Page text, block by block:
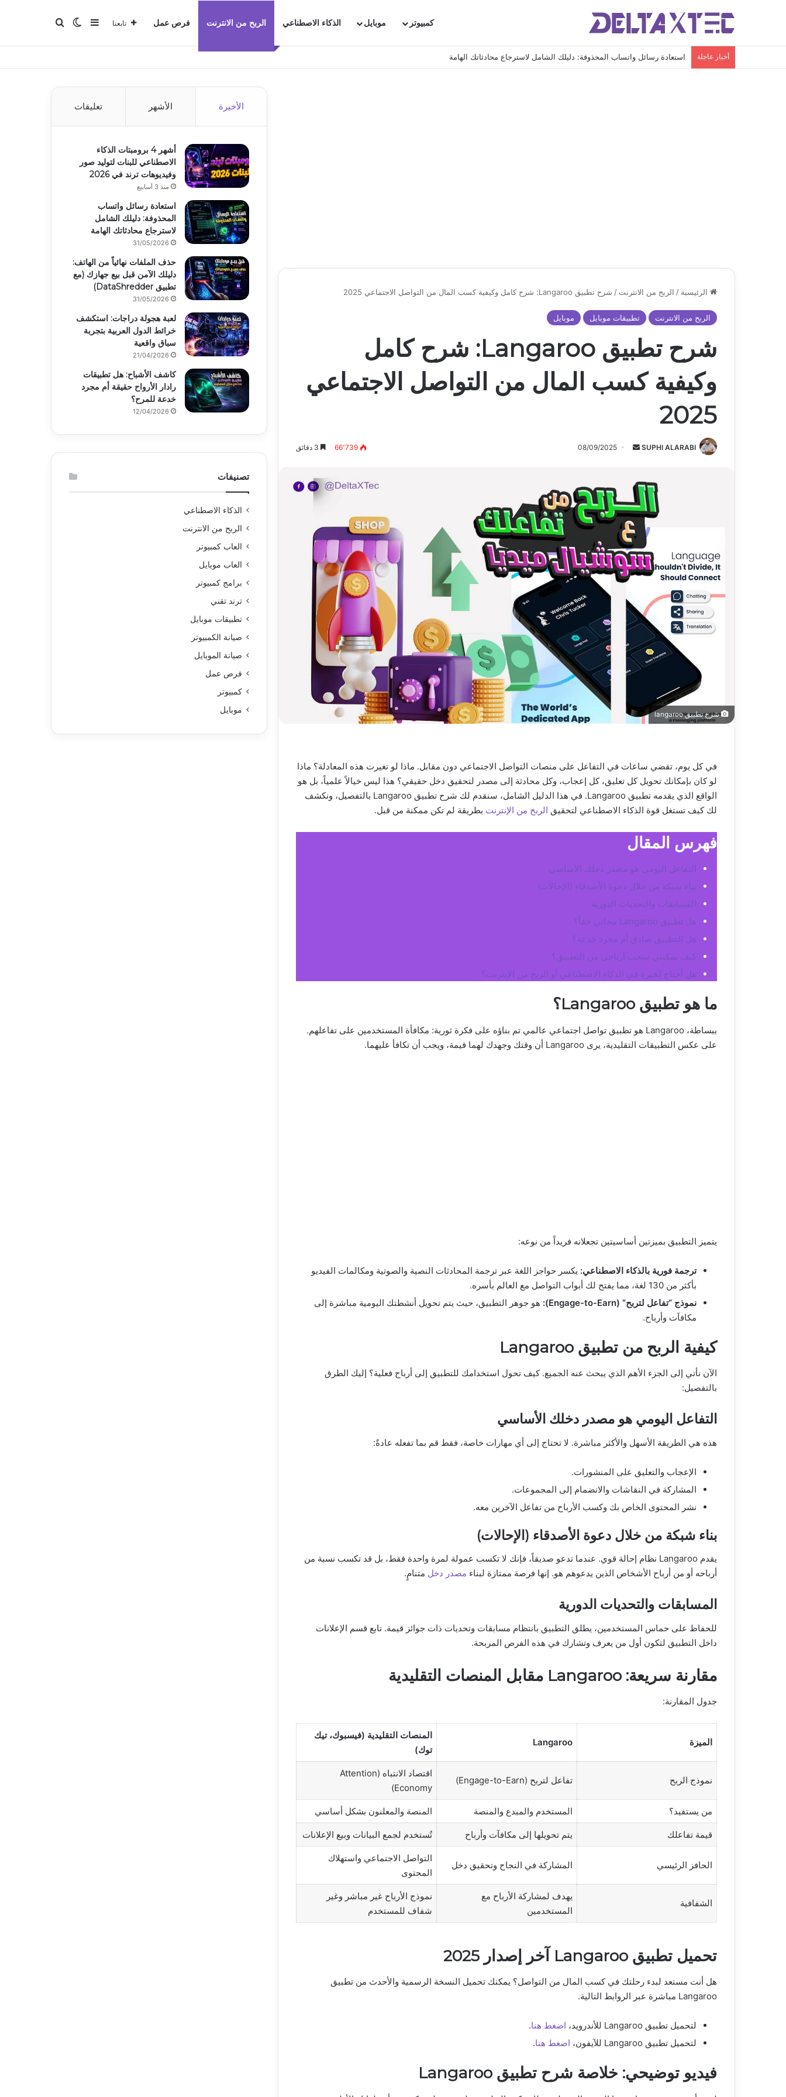
كمبيوتر موبايل الذكاء الاصطناعي الربح من الانترنت فرص عمل تابعنا إضافة عمود جانبي
الوضع المظلم
بحث عن
أخبار عاجلة استعادة رسائل واتساب المحذوفة: دليلك الشامل لاسترجاع محادثاتك الهامة
الرئيسية / الربح من الانترنت / شرح تطبيق Langaroo: شرح كامل وكيفية كسب المال من التواصل الاجتماعي 2025
الربح من الانترنت تطبيقات موبايل موبايل
شرح تطبيق Langaroo: شرح كامل
وكيفية كسب المال من التواصل الاجتماعي
2025
SUPHI ALARABI
أرسل 08/09/2025 66٬739
شرح تطبيق langaroo
في كل يوم، تقضي ساعات في التفاعل على منصات التواصل الاجتماعي دون مقابل. ماذا لو تغيرت هذه المعادلة؟ ماذا
لو كان بإمكانك تحويل كل تعليق، كل إعجاب، وكل محادثة إلى مصدر لتحقيق دخل حقيقي؟ هذا ليس خيالاً علمياً، بل هو
الواقع الذي يقدمه تطبيق Langaroo. في هذا الدليل الشامل، سنقدم لك شرح تطبيق Langaroo بالتفصيل، ونكشف
لك كيف تستغل قوة الذكاء الاصطناعي لتحقيق الربح من الإنترنت بطريقة لم تكن ممكنة من قبل.
فهرس المقال
التفاعل اليومي هو مصدر دخلك الأساسي
بناء شبكة من خلال دعوة الأصدقاء (الإحالات)
المسابقات والتحديات الدورية
هل تطبيق Langaroo مجاني حقاً؟
هل التطبيق صادق أم مجرد خدعة؟
كيف يمكنني سحب أرباحي من التطبيق؟
هل أحتاج لخبرة في الذكاء الاصطناعي أو الربح من الإنترنت؟
ما هو تطبيق Langaroo؟
ببساطة، Langaroo هو تطبيق تواصل اجتماعي عالمي تم بناؤه على فكرة ثورية: مكافأة المستخدمين على تفاعلهم.
على عكس التطبيقات التقليدية، يرى Langaroo أن وقتك وجهدك لهما قيمة، ويجب أن تكافأ عليهما.
يتميز التطبيق بميزتين أساسيتين تجعلانه فريداً من نوعه:
ترجمة فورية بالذكاء الاصطناعي: يكسر حواجز اللغة عبر ترجمة المحادثات النصية والصوتية ومكالمات الفيديو
بأكثر من 130 لغة، مما يفتح لك أبواب التواصل مع العالم بأسره.
نموذج “تفاعل لتربح” (Engage-to-Earn):
هو جوهر التطبيق، حيث يتم تحويل أنشطتك اليومية مباشرة إلى
مكافآت وأرباح.
كيفية الربح من تطبيق Langaroo
الآن نأتي إلى الجزء الأهم الذي يبحث عنه الجميع. كيف تحول استخدامك للتطبيق إلى أرباح فعلية؟ إليك الطرق
بالتفصيل:
التفاعل اليومي هو مصدر دخلك الأساسي
هذه هي الطريقة الأسهل والأكثر مباشرة. لا تحتاج إلى أي مهارات خاصة، فقط قم بما تفعله عادةً:
الإعجاب والتعليق على المنشورات.
المشاركة في النقاشات والانضمام إلى المجموعات.
نشر المحتوى الخاص بك وكسب الأرباح من تفاعل الآخرين معه.
بناء شبكة من خلال دعوة الأصدقاء (الإحالات)
يقدم Langaroo نظام إحالة قوي. عندما تدعو صديقاً، فإنك لا تكسب عمولة لمرة واحدة فقط، بل قد تكسب نسبة من
أرباحه أو من أرباح الأشخاص الذين يدعوهم هو. إنها فرصة ممتازة لبناء مصدر دخل متنامٍ.
المسابقات والتحديات الدورية
للحفاظ على حماس المستخدمين، يطلق التطبيق بانتظام مسابقات وتحديات ذات جوائز قيمة. تابع قسم الإعلانات
داخل التطبيق لتكون أول من يعرف وتشارك في هذه الفرص المربحة.
مقارنة سريعة: Langaroo مقابل المنصات التقليدية
جدول المقارنة:
الميزة Langaroo
المنصات التقليدية (فيسبوك، تيك
توك)
نموذج الربح تفاعل لتربح (Engage-to-Earn)
اقتصاد الانتباه (Attention
Economy)
من يستفيد؟ المستخدم والمبدع والمنصة المنصة والمعلنون بشكل أساسي
قيمة تفاعلك يتم تحويلها إلى مكافآت وأرباح تُستخدم لجمع البيانات وبيع الإعلانات
الحافز الرئيسي المشاركة في النجاح وتحقيق دخل
التواصل الاجتماعي واستهلاك
المحتوى
الشفافية
يهدف لمشاركة الأرباح مع
المستخدمين
نموذج الأرباح غير مباشر وغير
شفاف للمستخدم
تحميل تطبيق Langaroo آخر إصدار 2025
هل أنت مستعد لبدء رحلتك في كسب المال من التواصل؟ يمكنك تحميل النسخة الرسمية والأحدث من تطبيق
Langaroo مباشرة عبر الروابط التالية.
لتحميل تطبيق Langaroo للأندرويد، اضغط هنا.
لتحميل تطبيق Langaroo للآيفون،
اضغط هنا.
فيديو توضيحي: خلاصة شرح تطبيق Langaroo
الأخيرة الأشهر تعليقات
أشهر 4 برومبتات الذكاء
الاصطناعي للبنات لتوليد صور
وفيديوهات ترند في 2026
منذ 3 أسابيع
استعادة رسائل واتساب
المحذوفة: دليلك الشامل
لاسترجاع محادثاتك الهامة
31/05/2026
حذف الملفات نهائياً من الهاتف:
دليلك الآمن قبل بيع جهازك (مع
تطبيق DataShredder)
31/05/2026
لعبة هجولة دراجات: استكشف
خرائط الدول العربية بتجربة
سباق واقعية
21/04/2026
كاشف الأشباح: هل تطبيقات
رادار الأرواح حقيقة أم مجرد
خدعة للمرح؟
12/04/2026
تصنيفات
الذكاء الاصطناعي
الربح من الانترنت
العاب كمبيوتر
العاب موبايل
برامج كمبيوتر
ترند تقني
تطبيقات موبايل
صيانة الكمبيوتر
صيانة الموبايل
فرص عمل
كمبيوتر
موبايل